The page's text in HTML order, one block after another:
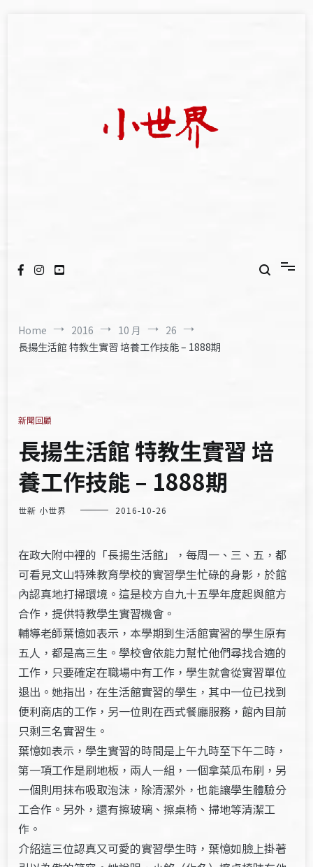
Home 2016 10 月
26
長揚生活館 特教生實習 培養工作技能 – 1888期
新聞回顧
長揚生活館 特教生實習 培
養工作技能 – 1888期
世新 小世界 2016-10-26
在政大附中裡的「長揚生活館」，每周一、三、五，都
可看見文山特殊教育學校的實習學生忙碌的身影，於館
內認真地打掃環境。這是校方自九十五學年度起與館方
合作，提供特教學生實習機會。
輔導老師葉憶如表示，本學期到生活館實習的學生原有
五人，都是高三生。學校會依能力幫忙他們尋找合適的
工作，只要確定在職場中有工作，學生就會從實習單位
退出。她指出，在生活館實習的學生，其中一位已找到
便利商店的工作，另一位則在西式餐廳服務，館內目前
只剩三名實習生。
葉憶如表示，學生實習的時間是上午九時至下午二時，
第一項工作是刷地板，兩人一組，一個拿菜瓜布刷，另
一個則用抹布吸取泡沫，除清潔外，也能讓學生體驗分
工合作。另外，還有擦玻璃、擦桌椅、掃地等清潔工
作。
介紹這三位認真又可愛的實習學生時，葉憶如臉上掛著